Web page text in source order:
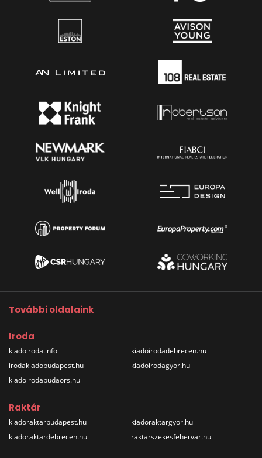
További oldalaink
Iroda
kiadoiroda.info
irodakiadobudapest.hu
kiadoirodabudaors.hu
kiadoirodadebrecen.hu
kiadoirodagyor.hu
Raktár
kiadoraktarbudapest.hu
kiadoraktardebrecen.hu
kiadoraktargyor.hu
raktarszekesfehervar.hu